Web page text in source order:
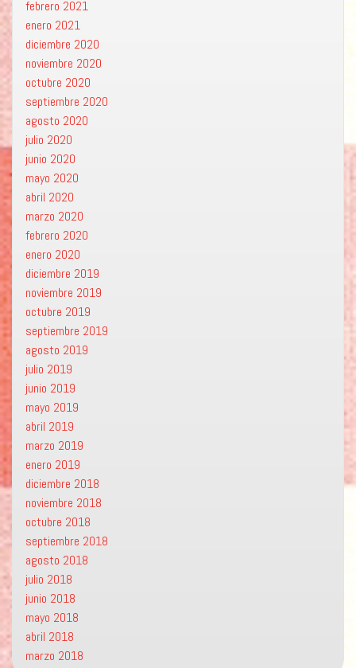
febrero 2021
enero 2021
diciembre 2020
noviembre 2020
octubre 2020
septiembre 2020
agosto 2020
julio 2020
junio 2020
mayo 2020
abril 2020
marzo 2020
febrero 2020
enero 2020
diciembre 2019
noviembre 2019
octubre 2019
septiembre 2019
agosto 2019
julio 2019
junio 2019
mayo 2019
abril 2019
marzo 2019
enero 2019
diciembre 2018
noviembre 2018
octubre 2018
septiembre 2018
agosto 2018
julio 2018
junio 2018
mayo 2018
abril 2018
marzo 2018